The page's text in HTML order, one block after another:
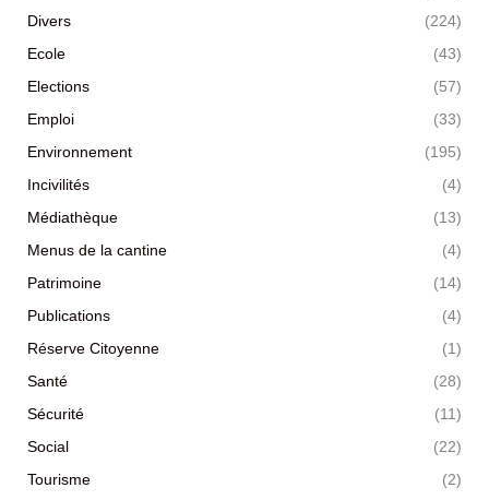
Divers
(224)
Ecole
(43)
Elections
(57)
Emploi
(33)
Environnement
(195)
Incivilités
(4)
Médiathèque
(13)
Menus de la cantine
(4)
Patrimoine
(14)
Publications
(4)
Réserve Citoyenne
(1)
Santé
(28)
Sécurité
(11)
Social
(22)
Tourisme
(2)